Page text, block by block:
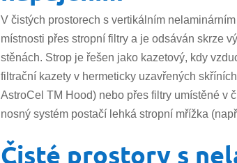
V čistých prostorech s vertikálním
místnosti přes stropní filtry a je odsáván skrze
stěnách. Strop je řešen jako kazetový, kdy
filtrační kazety v hermeticky uzavřených
AstroCel TM Hood) nebo přes filtry umístěné v
nosný systém postačí lehká stropní mřížka
Čisté prostory s